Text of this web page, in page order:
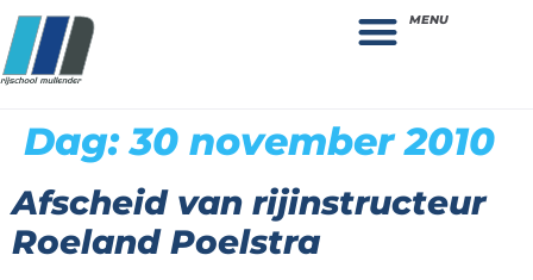
MENU
Dag:30 november 2010
Afscheid van rijinstructeur
Roeland Poelstra